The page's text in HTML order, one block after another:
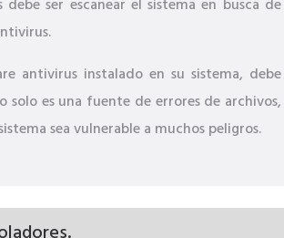
ser escanear el sistema en busca de
antivirus instalado en su sistema, debe
es una fuente de errores de archivos,
sea vulnerable a muchos peligros.